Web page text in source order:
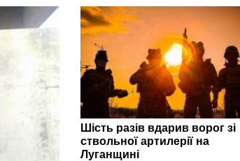
Шість разів вдарив ворог зі
ствольної артилерії на
Луганщині